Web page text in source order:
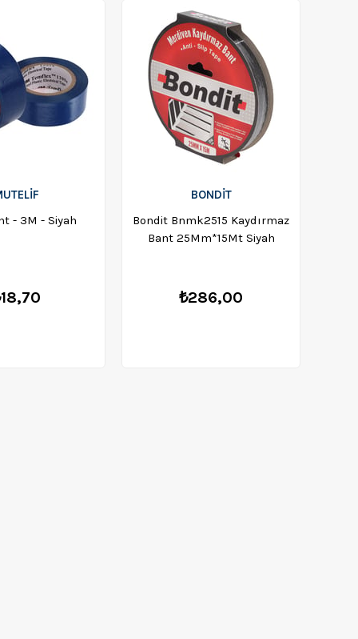
- 3M - Siyah
BONDIT
Bondit Bnmk2515 Kaydırmaz
Bant 25Mm*15Mt Siyah
₺286,00